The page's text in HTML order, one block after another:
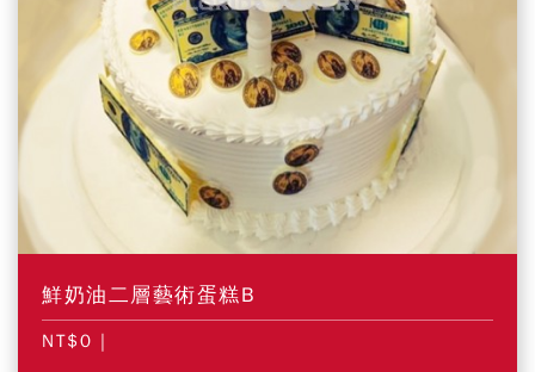
鮮奶油二層藝術蛋糕B
NT$0